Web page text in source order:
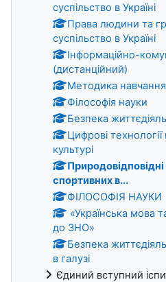
суспільство в Україні
Права людини та
суспільство в Україні
Інформаційно-
(дистанційний)
Методика навчання
Філософія науки
Безпека
Цифрові
культурі
спортивних в...
ФІЛОСОФІЯ НАУКИ
«Українська мова
до ЗНО»
Безпека
в галузі
Єдиний вступний